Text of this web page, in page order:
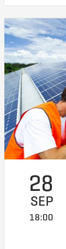
28
SEP
18:00